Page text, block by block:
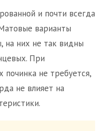
и почти всегда
варианты
на них не так видны
При
починка не требуется,
не влияет на